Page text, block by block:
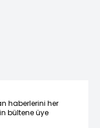
haberlerini her
bültene üye